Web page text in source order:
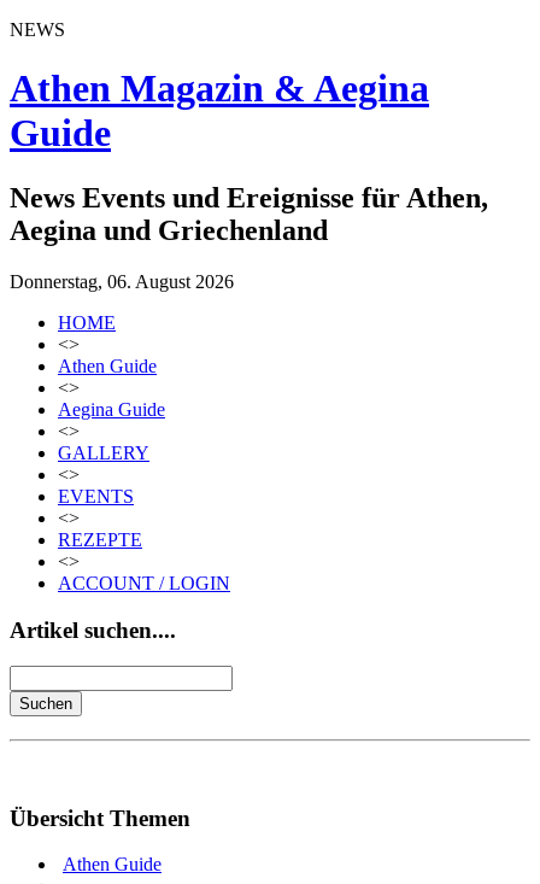
NEWS
Athen Magazin & Aegina
Guide
News Events und Ereignisse für Athen,
Aegina und Griechenland
Donnerstag, 06. August 2026
HOME
<>
Athen Guide
<>
Aegina Guide
<>
GALLERY
<>
EVENTS
<>
REZEPTE
<>
ACCOUNT / LOGIN
Artikel suchen....
Übersicht Themen
Athen Guide